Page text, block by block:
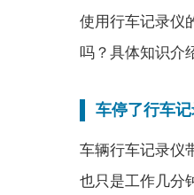
使用行车记录仪
吗？具体知识介
车停了行车
车辆行车记录仪
也只是工作几分